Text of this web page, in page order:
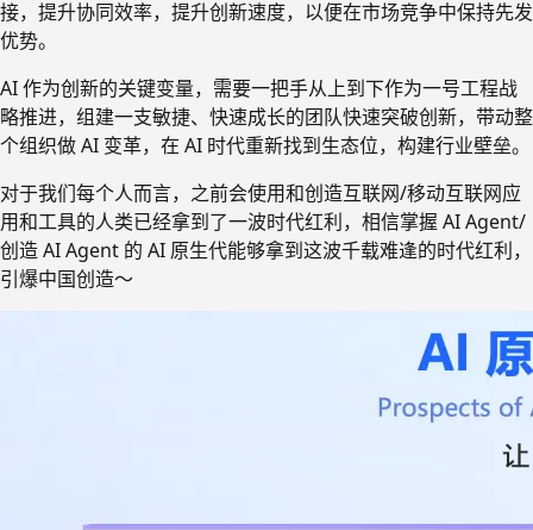
接，提升协同效率，提升创新速度，以便在市场竞争中保持先发
优势。
AI 作为创新的关键变量，需要一把手从上到下作为一号工程战
略推进，组建一支敏捷、快速成长的团队快速突破创新，带动整
个组织做 AI 变革，在 AI 时代重新找到生态位，构建行业壁垒。
对于我们每个人而言，之前会使用和创造互联网/移动互联网应
用和工具的人类已经拿到了一波时代红利，相信掌握 AI Agent/
创造 AI Agent 的 AI 原生代能够拿到这波千载难逢的时代红利，
引爆中国创造～